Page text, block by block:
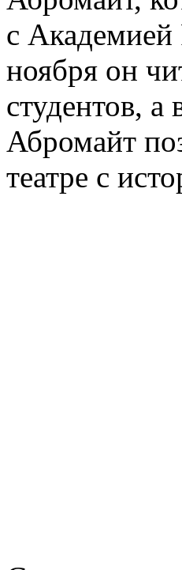
с Академией
ноября он
студентов,
Абромайт
театре с